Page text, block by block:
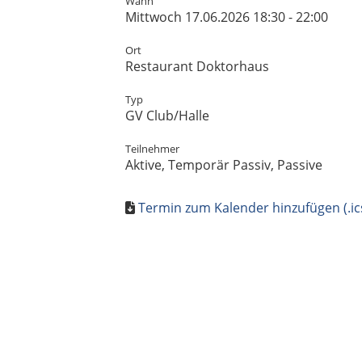
Mittwoch 17.06.2026 18:30 - 22:00
Ort
Restaurant Doktorhaus
Typ
GV Club/Halle
Teilnehmer
Aktive, Temporär Passiv, Passive
Termin zum Kalender hinzufügen